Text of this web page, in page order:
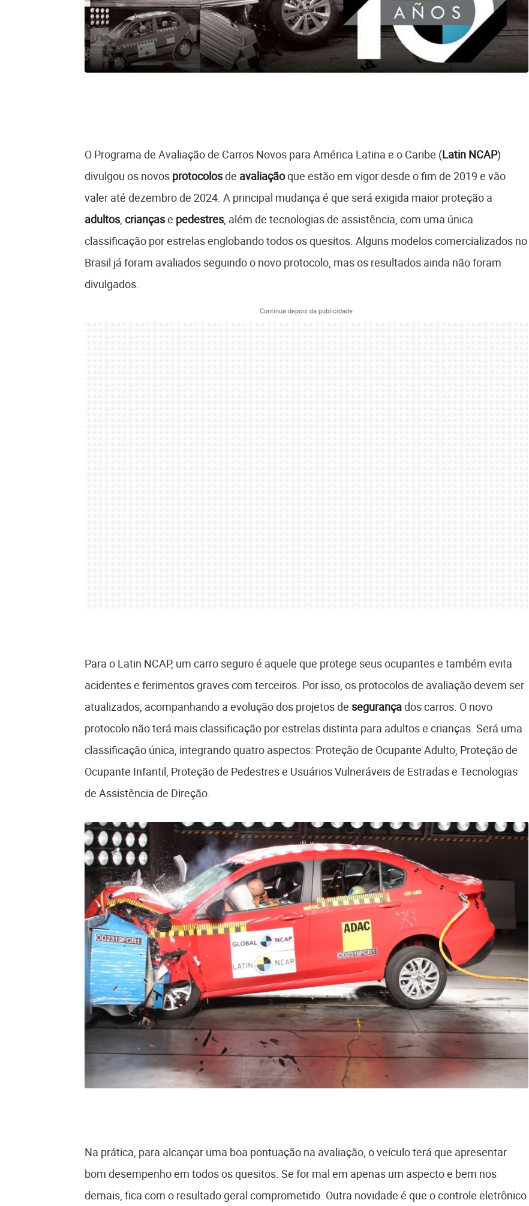
O Programa de Avaliação de Carros Novos para América Latina e o Caribe (Latin NCAP)
divulgou os novos protocolosde avaliaçãoque estão em vigor desde o fim de 2019 e vão
valer até dezembro de 2024. A principal mudança é que será exigida maior proteção a
adultos, criançase pedestres, além de tecnologias de assistência, com uma única
classificação por estrelas englobando todos os quesitos. Alguns modelos comercializados no
Brasil já foram avaliados seguindo o novo protocolo, mas os resultados ainda não foram
divulgados.
Continua depois da publicidade
Para o Latin NCAP, um carro seguro é aquele que protege seus ocupantes e também evita
acidentes e ferimentos graves com terceiros. Por isso, os protocolos de avaliação devem ser
atualizados, acompanhando a evolução dos projetos de segurançados carros. O novo
protocolo não terá mais classificação por estrelas distinta para adultos e crianças. Será uma
classificação única, integrando quatro aspectos: Proteção de Ocupante Adulto, Proteção de
Ocupante Infantil, Proteção de Pedestres e Usuários Vulneráveis de Estradas e Tecnologias
de Assistência de Direção.
Na prática, para alcançar uma boa pontuação na avaliação, o veículo terá que apresentar
bom desempenho em todos os quesitos. Se for mal em apenas um aspecto e bem nos
demais, fica com o resultado geral comprometido. Outra novidade é que o controle eletrônico